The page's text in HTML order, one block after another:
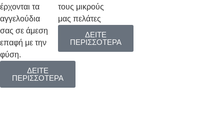
έρχονται τα
αγγελούδια
σας σε άμεση
επαφή με την
φύση.
ΔΕΙΤΕ
ΠΕΡΙΣΣΟΤΕΡΑ
τους μικρούς
μας πελάτες
ΔΕΙΤΕ
ΠΕΡΙΣΣΟΤΕΡΑ